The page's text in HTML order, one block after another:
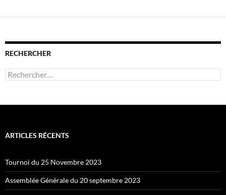
RECHERCHER
Rechercher :
ARTICLES RÉCENTS
Tournoi du 25 Novembre 2023
Assemblée Générale du 20 septembre 2023